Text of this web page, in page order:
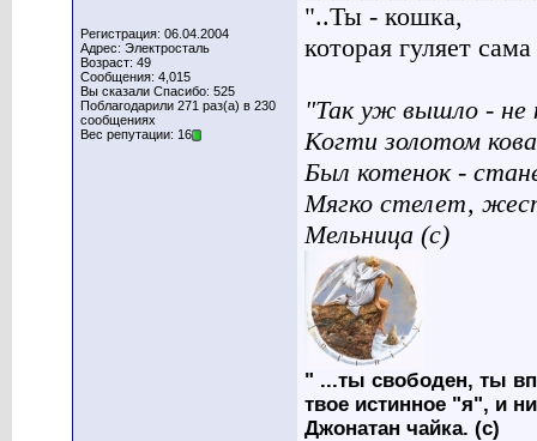
Регистрация: 06.04.2004
Адрес: Электросталь
Возраст: 49
Сообщения: 4,015
Вы сказали Спасибо: 525
Поблагодарили 271 раз(а) в 230
сообщениях
Вес репутации: 16
"..Ты - кошка,
которая гуляет
"Так уж вышло - не
Когти золотом
Был котенок -
Мягко стелет,
Мельница (с)
" ...ты свободен, ты
твое истинное "я", и
Джонатан чайка. (с)